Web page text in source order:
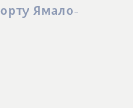
Ямало-